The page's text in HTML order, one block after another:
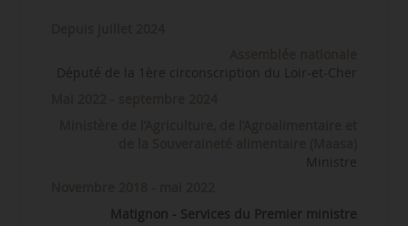
Député de la 1ère circonscription du Loir-et-Cher
Ministre
Matignon - Services du Premier ministre